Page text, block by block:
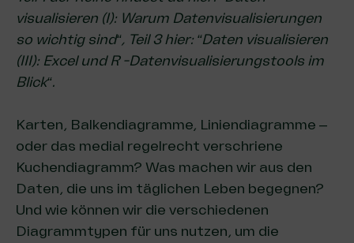
visualisieren (I): Warum Datenvisualisierungen
so wichtig sind“, Teil 3 hier: “Daten visualisieren
(III): Excel und R -Datenvisualisierungstools im
Blick“.
Karten, Balkendiagramme, Liniendiagramme –
oder das medial regelrecht verschriene
Kuchendiagramm? Was machen wir aus den
Daten, die uns im täglichen Leben begegnen?
Und wie können wir die verschiedenen
Diagrammtypen für uns nutzen, um die